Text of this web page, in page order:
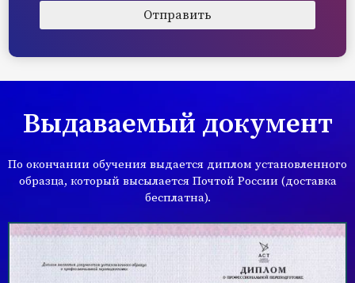
Выдаваемый документ
По окончании обучения выдается диплом установленного
образца, который высылается Почтой России (доставка
бесплатна).